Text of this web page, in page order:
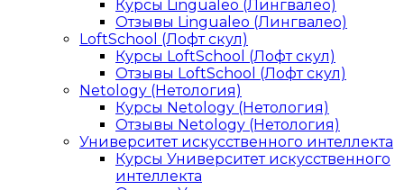
Курсы Lingualeo (Лингвалео)
Отзывы Lingualeo (Лингвалео)
LoftSchool (Лофт скул)
Курсы LoftSchool (Лофт скул)
Отзывы LoftSchool (Лофт скул)
Netology (Нетология)
Курсы Netology (Нетология)
Отзывы Netology (Нетология)
Университет искусственного интеллекта
Курсы Университет искусственного
интеллекта